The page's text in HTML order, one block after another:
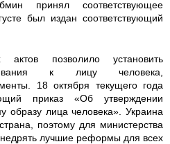
принял соответствующее
был издан соответствующий
позволило установить
к лицу человека,
18 октября текущего года
приказ «Об утверждении
образу лица человека». Украина
поэтому для министерства
лучшие реформы для всех